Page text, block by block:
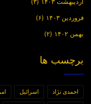
1390/04/62
531/
2011/07/po
st-6886.php
1
فروردین ۱۴۰۳ (۶)
بهمن ۱۴۰۲ (۲)
برچسب ها
احمدی نژاد اسرائیل